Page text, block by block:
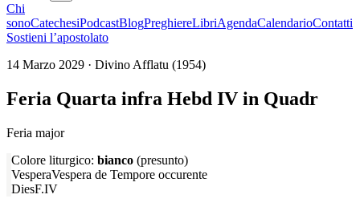
Chi
sonoCatechesiPodcastBlogPreghiereLibriAgendaCalendarioContatti
Sostieni l’apostolato
14 Marzo 2029 · Divino Afflatu (1954)
Feria Quarta infra Hebd IV in Quadr
Feria major
Colore liturgico: bianco (presunto)
VesperaVespera de Tempore occurente
DiesF.IV